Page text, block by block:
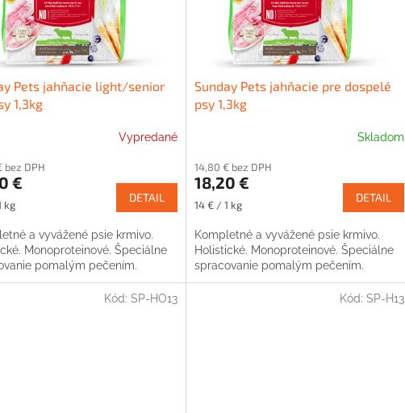
Pets jahňacie light/senior
1,3kg
Vypredané
bez DPH
€
kg
DETAIL
a vyvážené psie krmivo.
Monoproteinové. Špeciálne
pomalým pečením.
Sunday Pets jahňacie pre dospelé
psy 1,3kg
Skladom
14,80 € bez DPH
18,20 €
Jednotková
14 € / 1 kg
DETAIL
Kompletné a vyvážené psie krmivo.
Holistické. Monoproteinové. Špeciálne
spracovanie pomalým pečením.
Kód: SP-HO13 Kód: SP-H13